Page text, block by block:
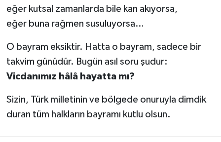
eğer kutsal zamanlarda bile kan akıyorsa,
eğer buna rağmen susuluyorsa…
O bayram eksiktir. Hatta o bayram, sadece bir
takvim günüdür. Bugün asıl soru şudur:
Vicdanımız hâlâ hayatta mı?
Sizin, Türk milletinin ve bölgede onuruyla dimdik
duran tüm halkların bayramı kutlu olsun.